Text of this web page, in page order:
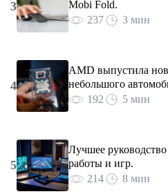
3
Mobi Fold.
237
3 мин
4
AMD выпустила
небольшого
192
5 мин
5
Лучшее
работы и игр.
214
8 мин